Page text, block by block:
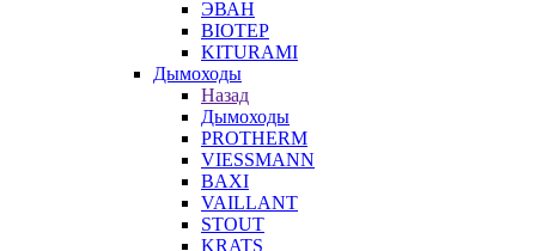
ЭВАН
BIOTEP
KITURAMI
Дымоходы
Назад
Дымоходы
PROTHERM
VIESSMANN
BAXI
VAILLANT
STOUT
KRATS